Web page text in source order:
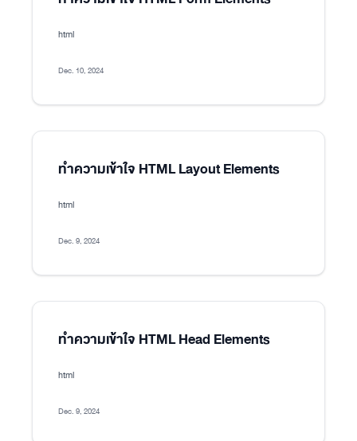
html
Dec. 10, 2024
ทำความเข้าใจ HTML Layout Elements
html
Dec. 9, 2024
ทำความเข้าใจ HTML Head Elements
html
Dec. 9, 2024